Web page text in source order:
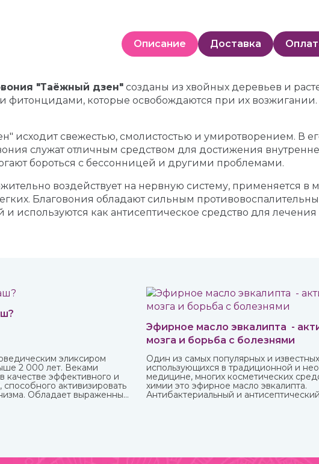
Описание Доставка
"Таёжный дзен" созданы из хвойных деревьев и
которые освобождаются при их возжигании.
исходит свежестью, смолистостью и умиротворением. В
служат отличным средством для достижения
бороться с бессонницей и другими проблемами.
воздействует на нервную систему, применяется
Благовония обладают сильным
и используются как антисептическое средство для
эликсиром
2 000 лет. Веками
качестве эффективного и
активизировать
Обладает выраженным
оздоравливает и
нервных и
включают в
для борьбы со многими
Рекомендован для
Эфирное масло эвкалипта -
мозга и борьба с болезнями
Один из самых популярных и
использующихся в традиционной и
медицине, многих косметических
химии это эфирное масло эвкалипта.
Антибактериальный и